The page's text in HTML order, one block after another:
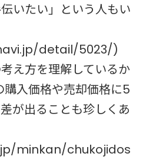
いたい」という人もい
detail/5023/)
え方を理解しているか
購入価格や売却価格に5
が出ることも珍しくあ
minkan/chukojidos